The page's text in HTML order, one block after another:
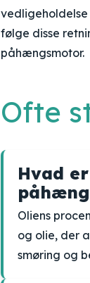
følge disse
påhængsmotor.
Ofte
Hvad
Oliens
og olie, der
smøring og